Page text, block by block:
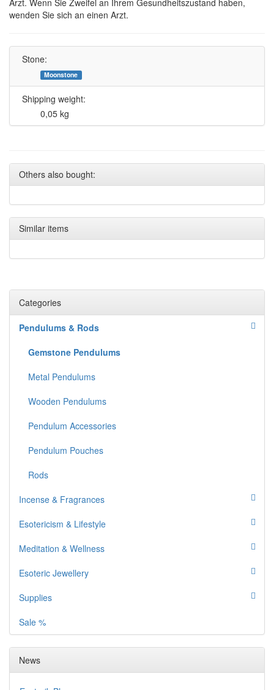
Arzt. Wenn Sie Zweifel an Ihrem Gesundheitszustand haben,
wenden Sie sich an einen Arzt.
Stone:
Moonstone
Shipping weight:
0,05 kg
Others also bought:
Similar items
Categories
Pendulums & Rods
Gemstone Pendulums
Metal Pendulums
Wooden Pendulums
Pendulum Accessories
Pendulum Pouches
Rods
Incense & Fragrances
Esotericism & Lifestyle
Meditation & Wellness
Esoteric Jewellery
Supplies
Sale %
News